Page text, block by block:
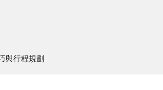
與行程規劃